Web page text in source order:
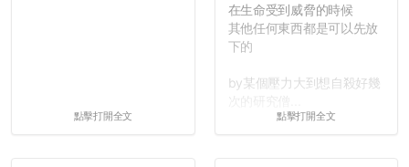
點擊打開全文
在生命受到威脅的時候
其他任何東西都是可以先放
下的
by某個壓力大到想自殺好幾
點擊打開全文